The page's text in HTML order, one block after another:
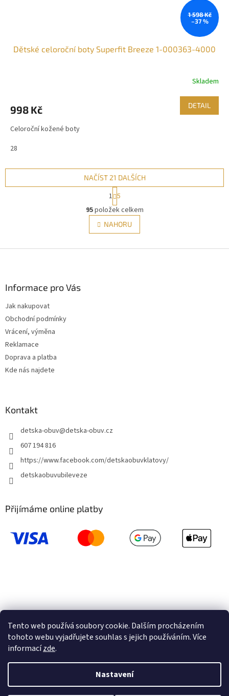
Tento web používá soubory cookie. Dalším procházením
tohoto webu vyjadřujete souhlas s jejich používáním. Více
informacízde.
Nastavení
1 598 Kč
–37 %
Dětské celoroční boty Superfit Breeze 1-000363-4000
Skladem
998 Kč DETAIL
Celoroční kožené boty
28
O
v
l
á
NAČÍST 21 DALŠÍCH
S
t
r
á
n
k
v
1 5
95položek celkem
NAHORU
Informace pro Vás
Jak nakupovat
Obchodní podmínky
Vrácení, výměna
Reklamace
Doprava a platba
Kde nás najdete
Kontakt
detska-obuv@detska-obuv.cz
607 194 816
https://www.facebook.com/detskaobuvklatovy/
detskaobuvubileveze
Přijímáme online platby